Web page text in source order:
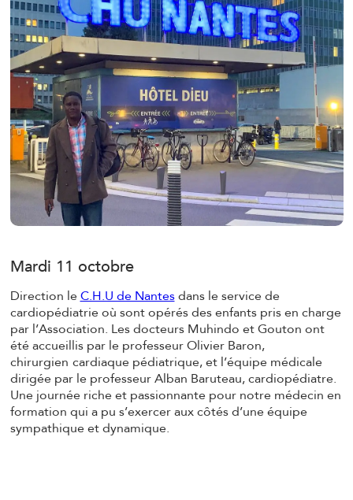
Mardi 11 octobre
Direction leC.H.U de Nantesdans le service de
cardiopédiatrie où sont opérés des enfants pris en charge
par l’Association. Les docteurs Muhindo et Gouton ont
été accueillis par le professeur Olivier Baron,
chirurgien cardiaque pédiatrique, et l’équipe médicale
dirigée par le professeur Alban Baruteau, cardiopédiatre.
Une journée riche et passionnante pour notre médecin en
formation qui a pu s’exercer aux côtés d’une équipe
sympathique et dynamique.